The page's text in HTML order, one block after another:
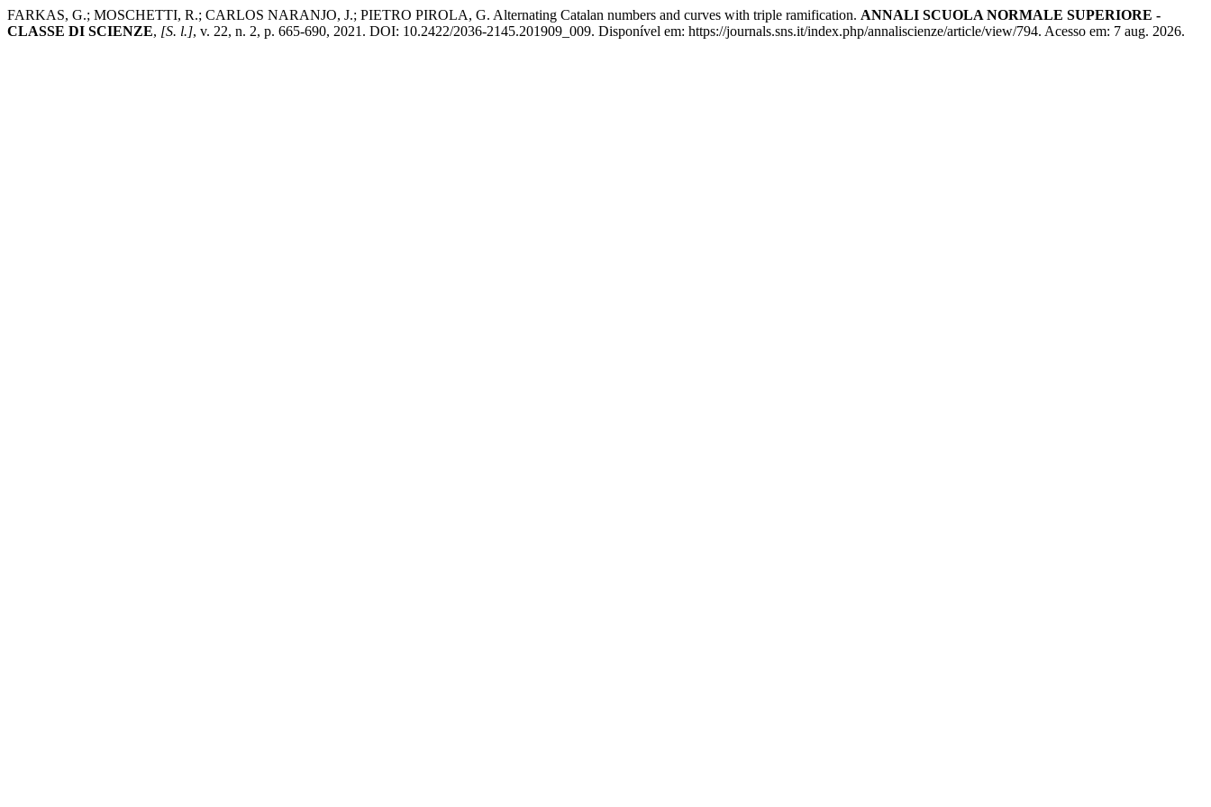
FARKAS, G.; MOSCHETTI, R.; CARLOS NARANJO, J.; PIETRO PIROLA, G. Alternating Catalan numbers and curves with triple ramification. ANNALI SCUOLA NORMALE SUPERIORE -
CLASSE DI SCIENZE, [S. l.], v. 22, n. 2, p. 665-690, 2021. DOI: 10.2422/2036-2145.201909_009. Disponível em: https://journals.sns.it/index.php/annaliscienze/article/view/794. Acesso em: 7 aug. 2026.